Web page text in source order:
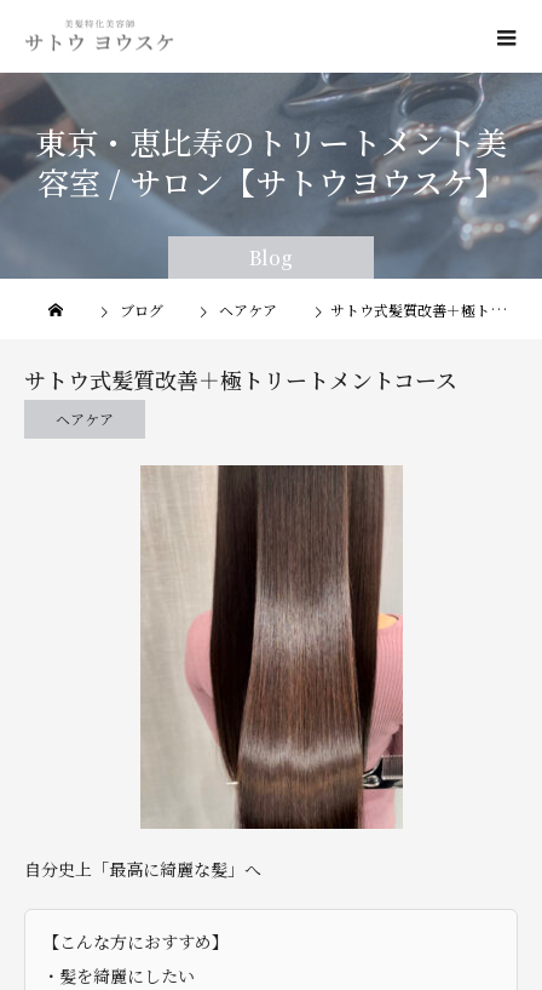
Blog
東京・恵比寿のトリートメント美
容室 / サロン【サトウヨウスケ】
ブログ ヘアケア サトウ式髪質改善＋極トリートメントコース
サトウ式髪質改善＋極トリートメントコース
ヘアケア
自分史上「最高に綺麗な髪」へ
【こんな方におすすめ】
・髪を綺麗にしたい